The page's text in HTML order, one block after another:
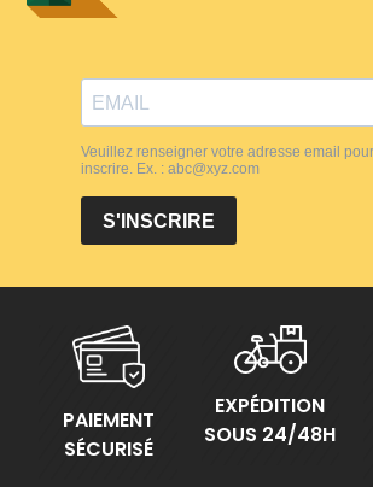
PAIEMENT
SÉCURISÉ
EXPÉDITION
SOUS 24/48H